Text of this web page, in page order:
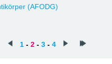
(AFODG)
1 - 2 - 3 - 4